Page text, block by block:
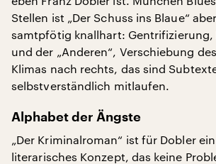
Stellen ist „Der Schuss ins Blaue“
samtpfötig knallhart: Gentrifizierung,
und der „Anderen“, Verschiebung
Klimas nach rechts, das sind
selbstverständlich mitlaufen.
Alphabet der Ängste
„Der Kriminalroman“ ist für Dobler
literarisches Konzept, das keine